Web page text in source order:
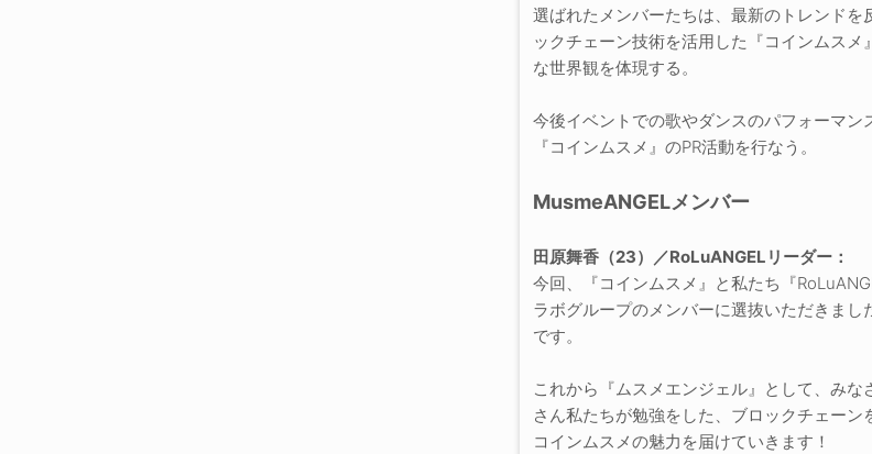
選ばれたメンバーたちは、最新のトレンドを
ックチェーン技術を活用した『コインムスメ
な世界観を体現する。
今後イベントでの歌やダンスのパフォーマン
『コインムスメ』のPR活動を行なう。
MusmeANGELメンバー
田原舞香（23）／RoLuANGELリーダー：
今回、『コインムスメ』と私たち『
ラボグループのメンバーに選抜いただきまし
です。
これから『ムスメエンジェル』として、みな
さん私たちが勉強をした、ブロックチェーン
コインムスメの魅力を届けていきます！